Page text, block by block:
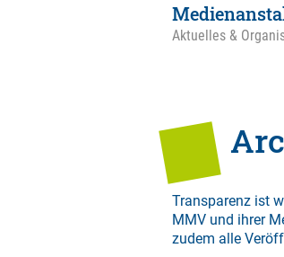
Aktuelles &
Transparenz ist
MMV und ihrer
zudem alle